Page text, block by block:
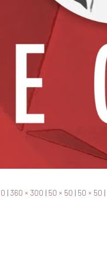
|360 × 300 | 50 × 50 | 50 × 50 |